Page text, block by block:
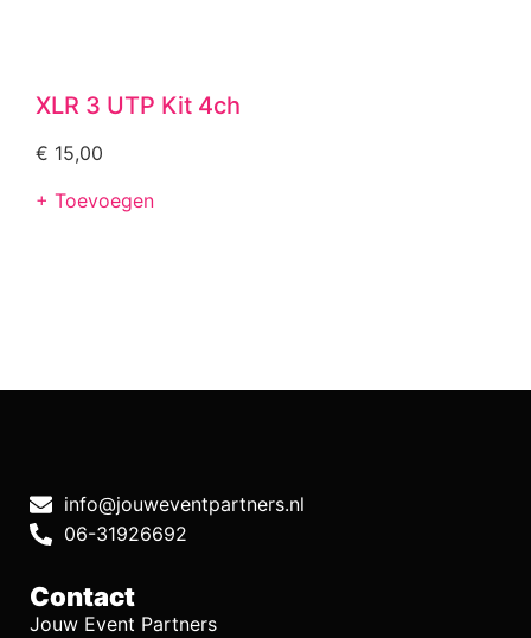
XLR 3 UTP Kit 4ch
€ 15,00
+ Toevoegen
info@jouweventpartners.nl
06-31926692
Contact
Jouw Event Partners